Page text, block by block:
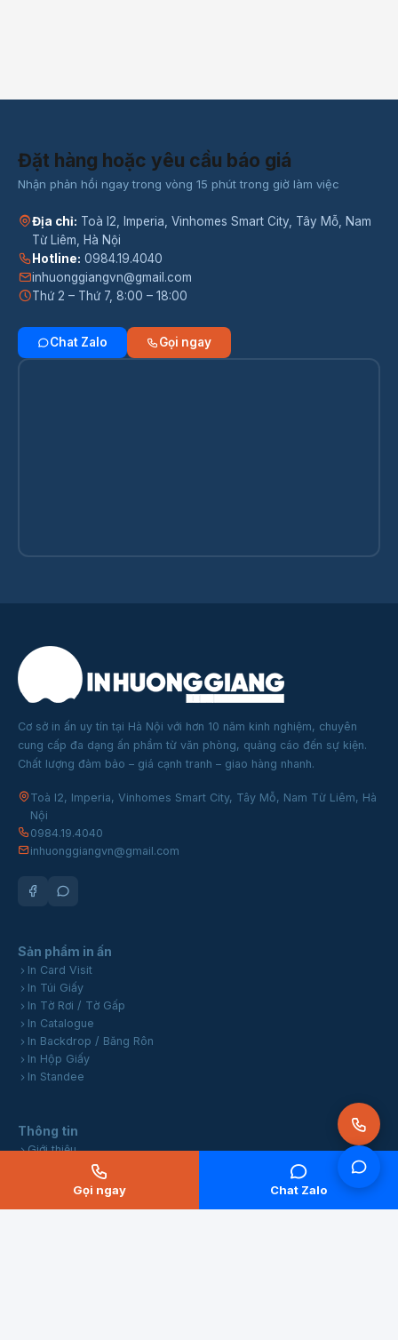
Gọi ngay Chat Zalo
Đặt hàng hoặc yêu cầu báo giá
Nhận phản hồi ngay trong vòng 15 phút trong giờ làm việc
Địa chỉ: Toà I2, Imperia, Vinhomes Smart City, Tây Mỗ, Nam
Từ Liêm, Hà Nội
Hotline: 0984.19.4040
inhuonggiangvn@gmail.com
Thứ 2 – Thứ 7, 8:00 – 18:00
Chat Zalo Gọi ngay
Cơ sở in ấn uy tín tại Hà Nội với hơn 10 năm kinh nghiệm, chuyên
cung cấp đa dạng ấn phẩm từ văn phòng, quảng cáo đến sự kiện.
Chất lượng đảm bảo – giá cạnh tranh – giao hàng nhanh.
Toà I2, Imperia, Vinhomes Smart City, Tây Mỗ, Nam Từ Liêm, Hà
Nội
0984.19.4040
inhuonggiangvn@gmail.com
Sản phẩm in ấn
In Card Visit
In Túi Giấy
In Tờ Rơi / Tờ Gấp
In Catalogue
In Backdrop / Băng Rôn
In Hộp Giấy
In Standee
Thông tin
Giới thiệu
Dịch vụ thiết kế